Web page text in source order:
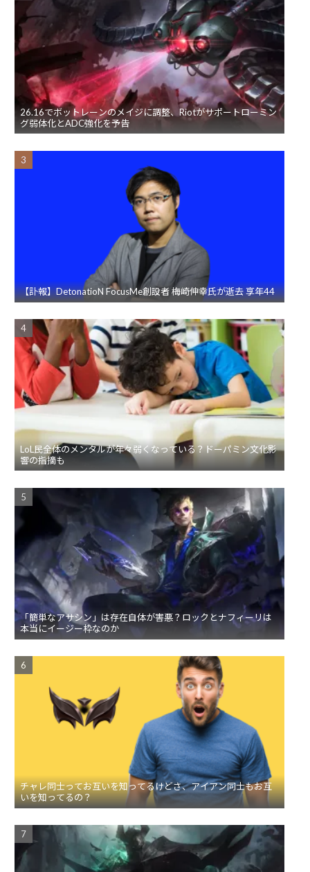
26.16でボットレーンのメイジに調整、Riotがサポートローミン
グ弱体化とADC強化を予告
【訃報】DetonatioN FocusMe創設者 梅崎伸幸氏が逝去 享年44
LoL民全体のメンタルが年々弱くなっている？ドーパミン文化影
響の指摘も
「簡単なアサシン」は存在自体が害悪？ロックとナフィーリは
本当にイージー枠なのか
チャレ同士ってお互いを知ってるけどさ、アイアン同士もお互
いを知ってるの？